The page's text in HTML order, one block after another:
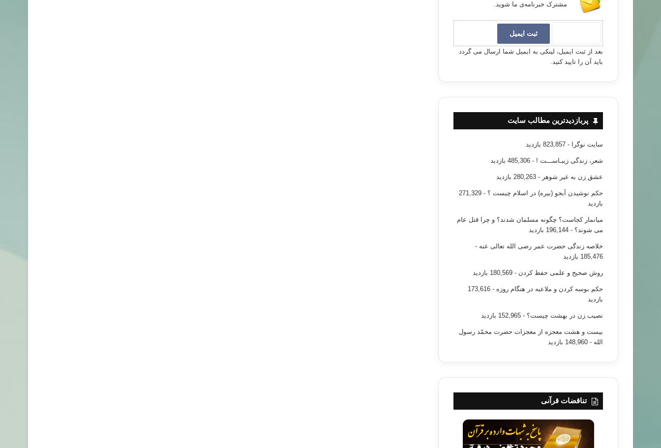
مشترک خبرنامه‌ی ما شوید.
بعد از ثبت ایمیل، لینکی به ایمیل شما ارسال می گردد
باید آن را تایید کنید.
پربازدیدترین مطالب سایت
سایت نوگرا - 823,857 بازدید
شعر، زندگی زیبـاســـت ! - 485,306 بازدید
عشق زن به غیر شوهر - 280,263 بازدید
حکم نوشیدن آبجو (بیره) در اسلام چیست ؟
- 271,329
بازدید
میانمار کجاست؟ چگونه مسلمان شدند؟ و چرا قتل عام
می شوند؟ - 196,144 بازدید
خلاصه زندگی حضرت عمر رضی الله تعالی عنه -
185,476 بازدید
روش صحیح و علمی حفظ کردن - 180,569 بازدید
حکم بوسه کردن و ملاعبه در هنگام روزه
- 173,616
بازدید
نصیب زن در بهشت چیست؟ - 152,965 بازدید
بیست و هشت معجزه از معجزات حضرت محمّد رسول
الله - 148,960 بازدید
تناقضات قرآنی